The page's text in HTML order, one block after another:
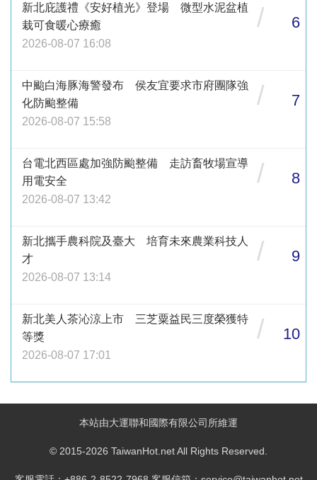
新北庇護禮《安好植光》登場 微型水泥盆植
栽可食暖心療癒
2026-08-07 16:08
/ 6
中颱白海豚海警發布 侯友宜要求市府團隊強
化防颱整備
2026-08-07 15:58
/ 7
台電北西區處加強防颱整備 走訪畜牧場宣導
用電安全
2026-08-07 13:42
/ 8
新北攜手農科院及臺大 培育未來農業科技人
才
2026-08-07 13:14
/ 9
新北美人茶沁涼上市 三芝粟益民三度榮獲特
等獎
2026-08-07 17:01
/ 10
本站由大運聯和國際有限公司所維運
© 2015-2026 TaiwanHot.net All Rights Reserved.